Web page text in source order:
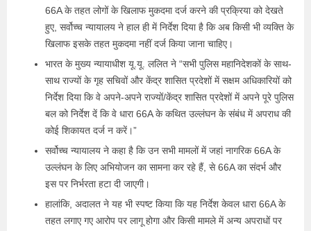
66A के तहत लोगों के खिलाफ मुकदमा दर्ज करने की प्रक्रिया को देखते
हुए, सर्वोच्च न्यायालय ने हाल ही में निर्देश दिया है कि अब किसी भी व्यक्ति के
खिलाफ इसके तहत मुकदमा नहीं दर्ज किया जाना चाहिए।
भारत के मुख्य न्यायाधीश यू.यू. ललित ने “सभी पुलिस महानिदेशकों के साथ-
साथ राज्यों के गृह सचिवों और केंद्र शासित प्रदेशों में सक्षम अधिकारियों को
निर्देश दिया कि वे अपने-अपने राज्यों/केंद्र शासित प्रदेशों में अपने पूरे पुलिस
बल को निर्देश दें कि वे धारा 66A के कथित उल्लंघन के संबंध में अपराध की
कोई शिकायत दर्ज न करें।”
सर्वोच्च न्यायालय ने कहा है कि उन सभी मामलों में जहां नागरिक 66A के
उल्लंघन के लिए अभियोजन का सामना कर रहे हैं, से 66A का संदर्भ और
इस पर निर्भरता हटा दी जाएगी।
हालांकि, अदालत ने यह भी स्पष्ट किया कि यह निर्देश केवल धारा 66A के
तहत लगाए गए आरोप पर लागू होगा और किसी मामले में अन्य अपराधों पर